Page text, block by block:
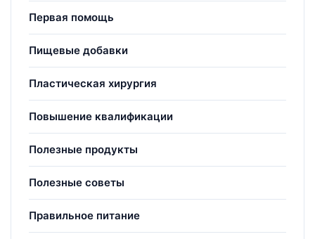
Первая помощь
Пищевые добавки
Пластическая хирургия
Повышение квалификации
Полезные продукты
Полезные советы
Правильное питание